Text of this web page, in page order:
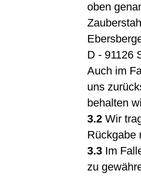
oben
Zauberstahl
D - 91126
Auch im
uns
behalten
3.2 Wir
Rückgabe
3.3 Im
zu